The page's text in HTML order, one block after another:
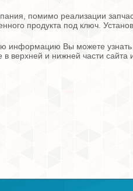
помимо реализации
продукта под ключ.
информацию Вы можете узнать
в верхней и нижней части